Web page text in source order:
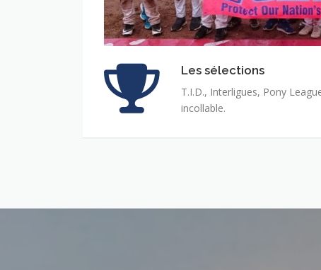
Les sélections
T.I.D., Interligues, Pony
incollable.